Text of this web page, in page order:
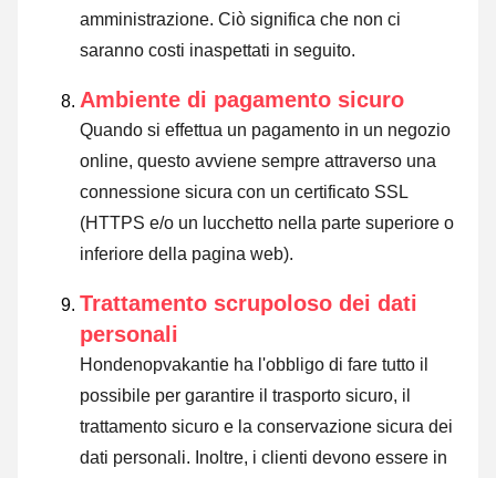
amministrazione. Ciò significa che non ci
saranno costi inaspettati in seguito.
Ambiente di pagamento sicuro
Quando si effettua un pagamento in un negozio
online, questo avviene sempre attraverso una
connessione sicura con un certificato SSL
(HTTPS e/o un lucchetto nella parte superiore o
inferiore della pagina web).
Trattamento scrupoloso dei dati
personali
Hondenopvakantie ha l'obbligo di fare tutto il
possibile per garantire il trasporto sicuro, il
trattamento sicuro e la conservazione sicura dei
dati personali. Inoltre, i clienti devono essere in